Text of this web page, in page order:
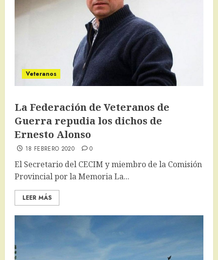
Veteranos
La Federación de Veteranos de
Guerra repudia los dichos de
Ernesto Alonso
18 FEBRERO 2020 0
El Secretario del CECIM y miembro de la Comisión
Provincial por la Memoria La...
LEER MÁS